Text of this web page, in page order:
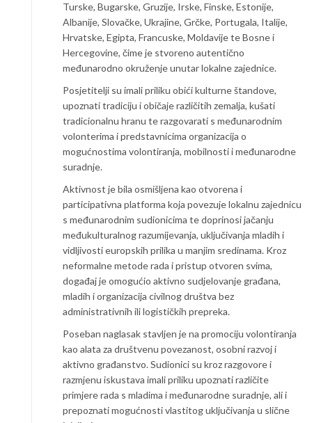
Turske, Bugarske, Gruzije, Irske, Finske, Estonije,
Albanije, Slovačke, Ukrajine, Grčke, Portugala, Italije,
Hrvatske, Egipta, Francuske, Moldavije te Bosne i
Hercegovine, čime je stvoreno autentično
međunarodno okruženje unutar lokalne zajednice.
Posjetitelji su imali priliku obići kulturne štandove,
upoznati tradiciju i običaje različitih zemalja, kušati
tradicionalnu hranu te razgovarati s međunarodnim
volonterima i predstavnicima organizacija o
mogućnostima volontiranja, mobilnosti i međunarodne
suradnje.
Aktivnost je bila osmišljena kao otvorena i
participativna platforma koja povezuje lokalnu zajednicu
s međunarodnim sudionicima te doprinosi jačanju
međukulturalnog razumijevanja, uključivanja mladih i
vidljivosti europskih prilika u manjim sredinama. Kroz
neformalne metode rada i pristup otvoren svima,
događaj je omogućio aktivno sudjelovanje građana,
mladih i organizacija civilnog društva bez
administrativnih ili logističkih prepreka.
Poseban naglasak stavljen je na promociju volontiranja
kao alata za društvenu povezanost, osobni razvoj i
aktivno građanstvo. Sudionici su kroz razgovore i
razmjenu iskustava imali priliku upoznati različite
primjere rada s mladima i međunarodne suradnje, ali i
prepoznati mogućnosti vlastitog uključivanja u slične